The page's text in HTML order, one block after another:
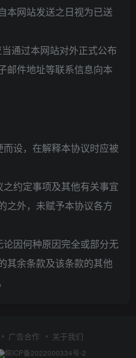
本网站发送之日视为已送
通过本网站对外正式公布
邮件地址等联系信息向本
设，在解释本协议时应被
约定事项及其他有关事宜
之外，未赋予本协议各方
因何种原因完全或部分无
其余条款及该条款的其他
广告合作 关于我们
皖ICP备2022000334号-2